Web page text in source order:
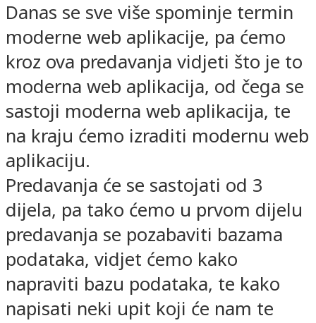
Danas se sve više spominje termin
moderne web aplikacije, pa ćemo
kroz ova predavanja vidjeti što je to
moderna web aplikacija, od čega se
sastoji moderna web aplikacija, te
na kraju ćemo izraditi modernu web
aplikaciju.
Predavanja će se sastojati od 3
dijela, pa tako ćemo u prvom dijelu
predavanja se pozabaviti bazama
podataka, vidjet ćemo kako
napraviti bazu podataka, te kako
napisati neki upit koji će nam te